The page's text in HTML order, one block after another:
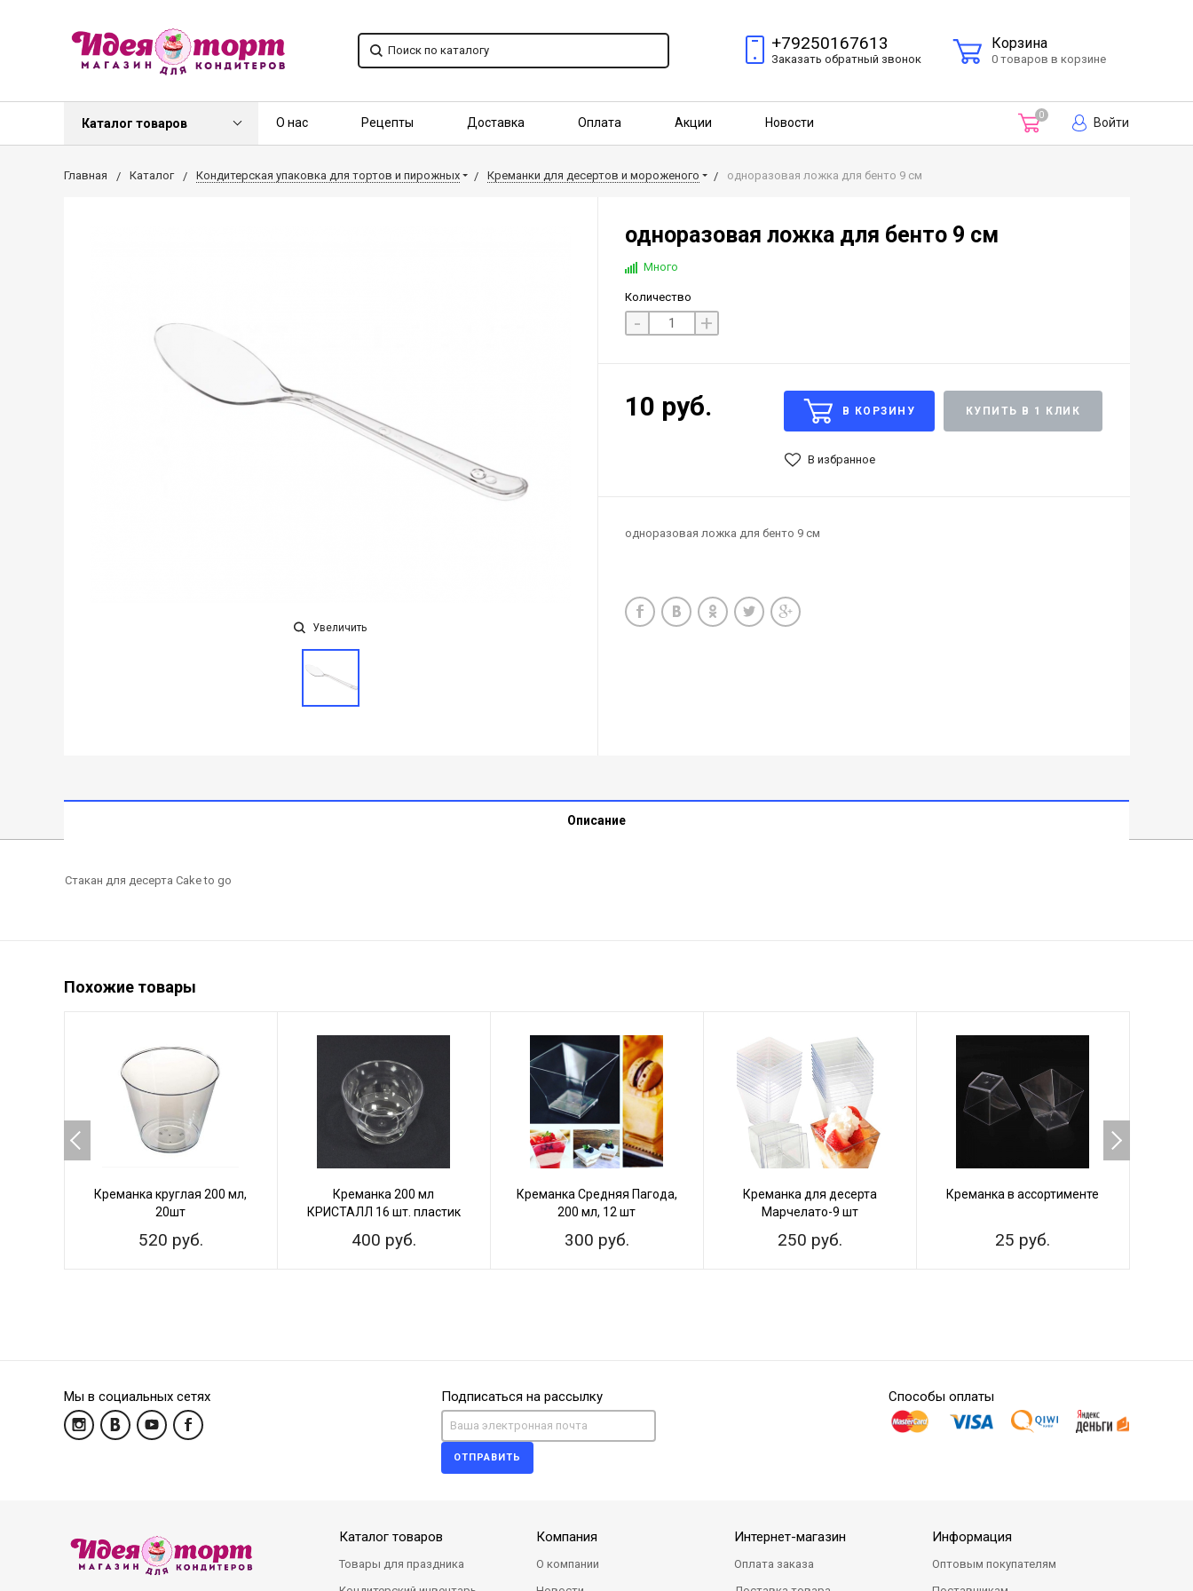
+79250167613
Заказать обратный звонок
Корзина
0 товаров в корзине
Каталог товаров О нас Рецепты Доставка Оплата Акции Новости
0 Войти
Главная Каталог Кондитерская упаковка для тортов и пирожных Креманки для десертов и мороженого одноразовая ложка для бенто 9 см
Увеличить
одноразовая ложка для бенто 9 см
Много
Количество
- +
10 руб. В КОРЗИНУ КУПИТЬ В 1 КЛИК
В избранное
одноразовая ложка для бенто 9 см
Описание
Стакан для десерта Cake to go
Похожие товары
Креманка круглая 200 мл,
20шт
520 руб.
Креманка 200 мл
КРИСТАЛЛ 16 шт. пластик
400 руб.
Креманка Средняя Пагода,
200 мл, 12 шт
300 руб.
Креманка для десерта
Марчелато-9 шт
250 руб.
Креманка в ассортименте
25 руб.
Мы в социальных сетях Подписаться на рассылку
ОТПРАВИТЬ
Способы оплаты
Каталог товаров
Товары для праздника
Компания
О компании
Интернет-магазин
Оплата заказа
Информация
Оптовым покупателям